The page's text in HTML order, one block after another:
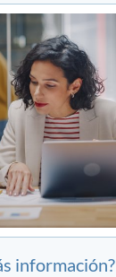
información?